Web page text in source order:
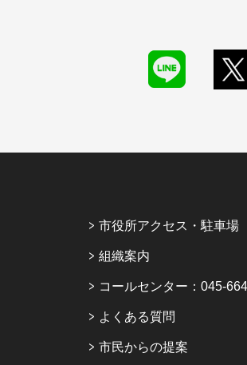
市役所アクセス・駐車場
組織案内
コールセンター：045-
よくある質問
市民からの提案